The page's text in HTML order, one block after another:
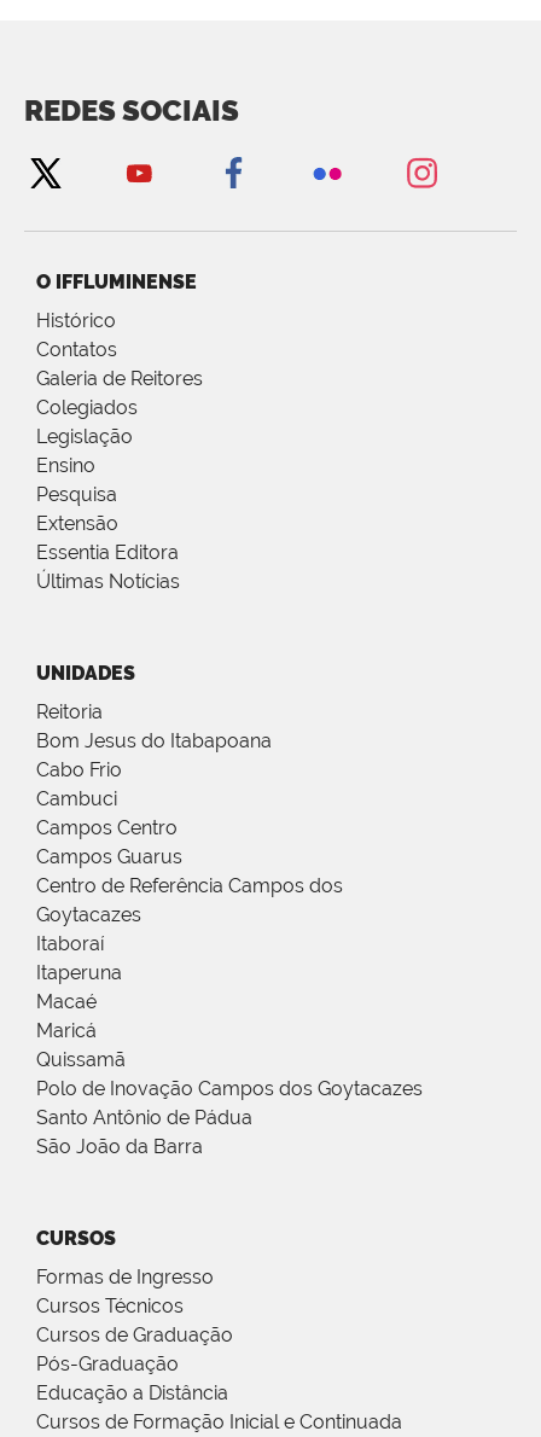
REDES SOCIAIS
O IFFLUMINENSE
Histórico
Contatos
Galeria de Reitores
Colegiados
Legislação
Ensino
Pesquisa
Extensão
Essentia Editora
Últimas Notícias
UNIDADES
Reitoria
Bom Jesus do Itabapoana
Cabo Frio
Cambuci
Campos Centro
Campos Guarus
Centro de Referência Campos dos
Goytacazes
Itaboraí
Itaperuna
Macaé
Maricá
Quissamã
Polo de Inovação Campos dos Goytacazes
Santo Antônio de Pádua
São João da Barra
CURSOS
Formas de Ingresso
Cursos Técnicos
Cursos de Graduação
Pós-Graduação
Educação a Distância
Cursos de Formação Inicial e Continuada